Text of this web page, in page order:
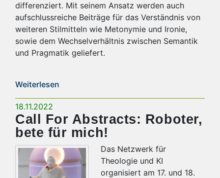
differenziert. Mit seinem Ansatz werden auch
aufschlussreiche Beiträge für das Verständnis von
weiteren Stilmitteln wie Metonymie und Ironie,
sowie dem Wechselverhältnis zwischen Semantik
und Pragmatik geliefert.
Weiterlesen
18.11.2022
Call For Abstracts: Roboter,
bete für mich!
Das Netzwerk für
Theologie und KI
organisiert am 17. und 18.